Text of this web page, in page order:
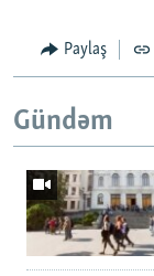
Paylaş
Gündəm